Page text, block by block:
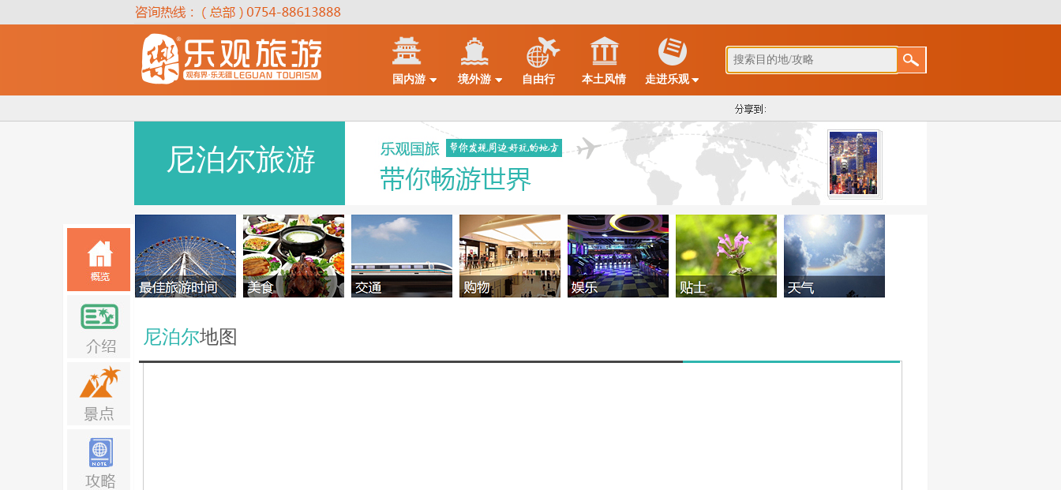
国内游 境外游 自由行 本土风情 走进乐观
尼泊尔旅游
尼泊尔地图